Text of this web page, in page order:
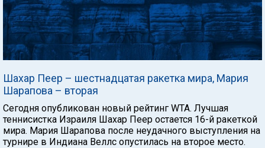
Шахар Пеер – шестнадцатая ракетка мира, Мария
Шарапова – вторая
Сегодня опубликован новый рейтинг WTA. Лучшая
теннисистка Израиля Шахар Пеер остается 16-й ракеткой
мира. Мария Шарапова после неудачного выступления на
турнире в Индиана Веллс опустилась на второе место.